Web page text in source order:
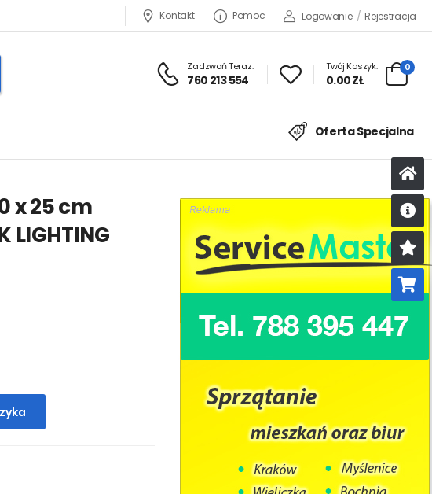
Kontakt Pomoc Logowanie / Rejestracja
Zadzwoń Teraz:
760 213 554
Twój Koszyk:
0.00 ZŁ
0
Oferta Specjalna
x 25 cm
LIGHTING